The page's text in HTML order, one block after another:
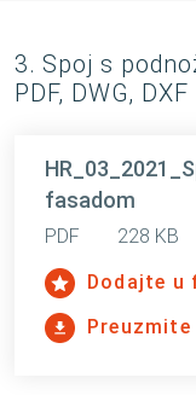
3. Spoj s
PDF, DWG, DXF
fasadom
PDF
228 KB
Dodajte u
Preuzmite